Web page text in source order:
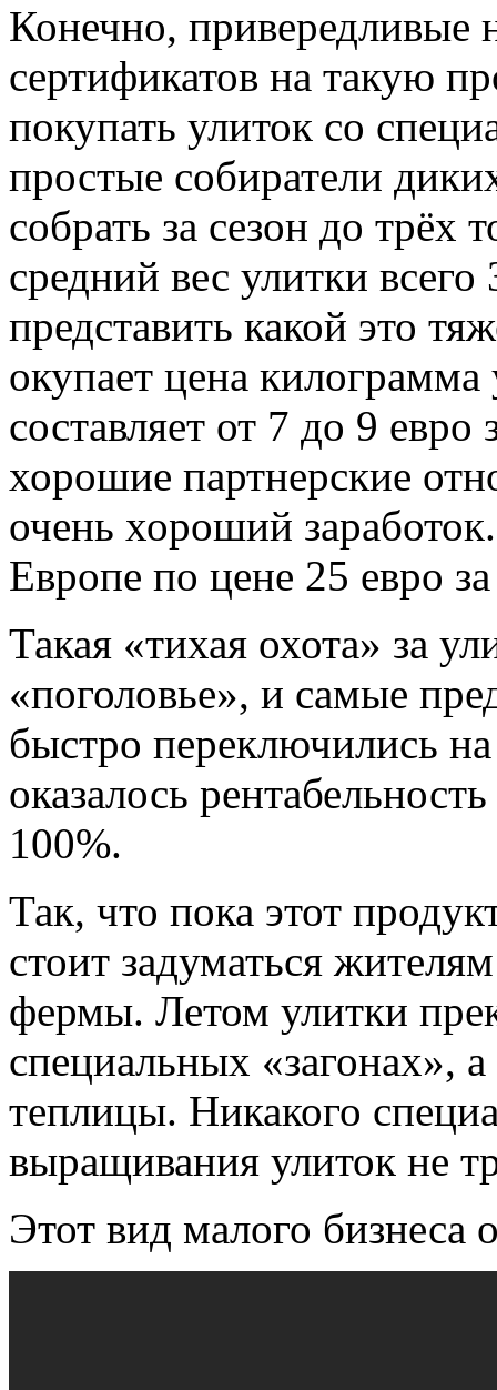
Конечно,
сертификатов на такую
покупать улиток со
простые собиратели
собрать за сезон до
средний вес улитки
представить какой это
окупает цена
составляет от 7 до 9
хорошие партнерские
очень хороший
Европе по цене 25 евро
Такая «тихая охота» за
«поголовье», и самые
быстро переключились
оказалось
100%.
Так, что пока этот
стоит задуматься
фермы. Летом улитки
специальных «загонах»,
теплицы. Никакого
выращивания улиток не
Этот вид малого бизнеса